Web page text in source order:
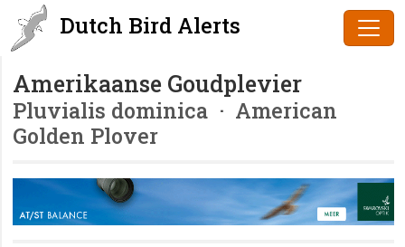
Dutch Bird Alerts
Amerikaanse Goudplevier
Pluvialis dominica · American
Golden Plover